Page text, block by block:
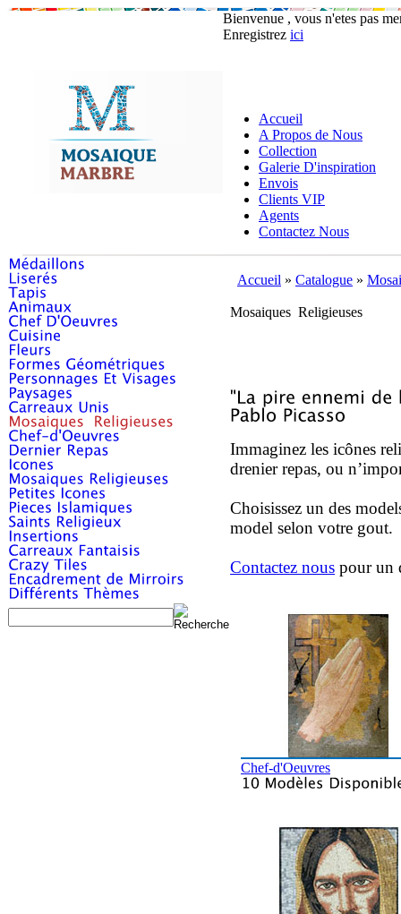
Bienvenue , vous n'etes pas
Enregistrez ici
Accueil
A Propos de Nous
Collection
Galerie D'inspiration
Envois
Clients VIP
Agents
Contactez Nous
Accueil » Catalogue »
Mosaiques Religieuses
Immaginez les icônes
drenier repas, ou
Choisissez un des
model selon votre gout.
Contactez nous pour un
Chef-d'Oeuvres